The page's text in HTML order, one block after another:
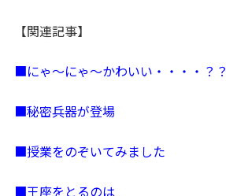
【関連記事】
■にゃ～にゃ～かわいい・・・・？？
■秘密兵器が登場
■授業をのぞいてみました
■王座をとるのは